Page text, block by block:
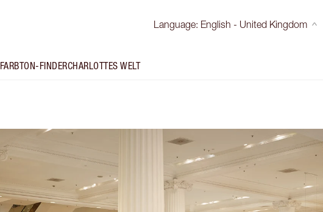
Language: English - United Kingdom
FARBTON-FINDERCHARLOTTES WELT